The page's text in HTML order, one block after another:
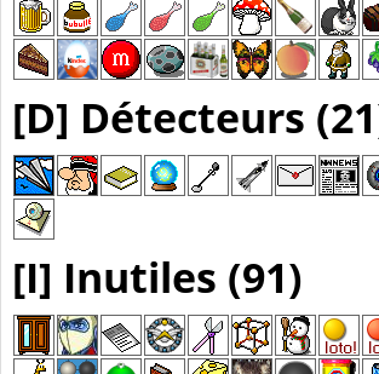
[D] Détecteurs
[I] Inutiles (91)